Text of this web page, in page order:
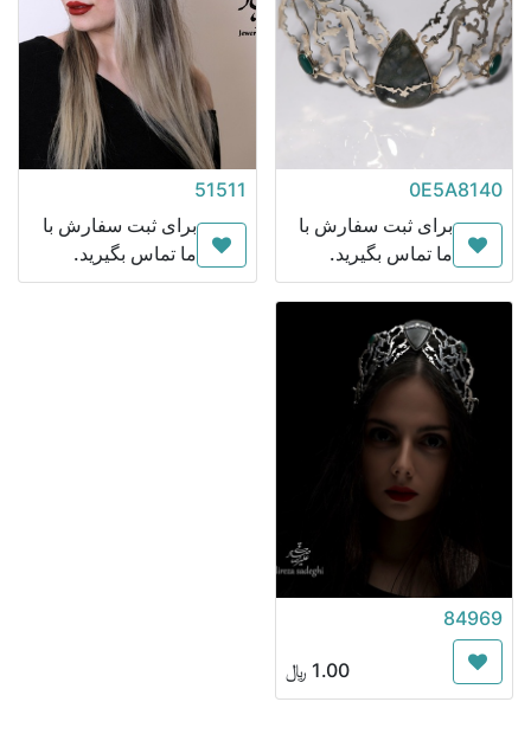
0E5A8140
برای ثبت سفارش با
ما تماس بگیرید.
51511
برای ثبت سفارش با
ما تماس بگیرید.
84969
1.00 ﷼